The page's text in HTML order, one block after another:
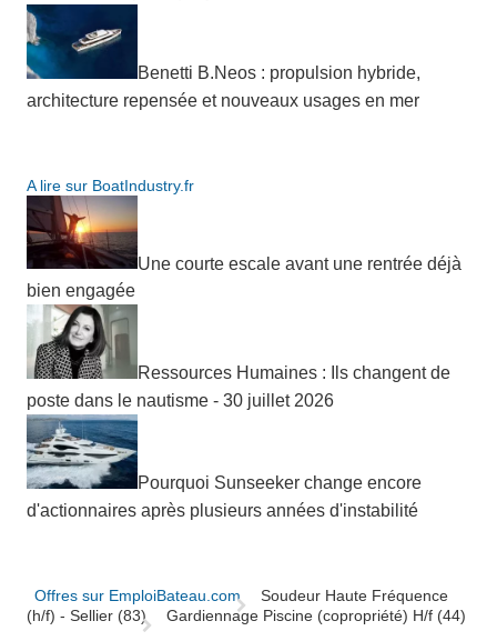
Benetti B.Neos : propulsion hybride,
architecture repensée et nouveaux usages en mer
A lire sur BoatIndustry.fr
Une courte escale avant une rentrée déjà
bien engagée
Ressources Humaines : Ils changent de
poste dans le nautisme - 30 juillet 2026
Pourquoi Sunseeker change encore
d'actionnaires après plusieurs années d'instabilité
Offres sur EmploiBateau.com
Soudeur Haute Fréquence
(h/f) - Sellier (83)
Gardiennage Piscine (copropriété) H/f (44)